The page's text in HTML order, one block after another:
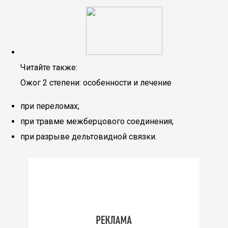
Читайте также:
Ожог 2 степени: особенности и лечение
при переломах;
при травме межберцового соединения;
при разрыве дельтовидной связки.